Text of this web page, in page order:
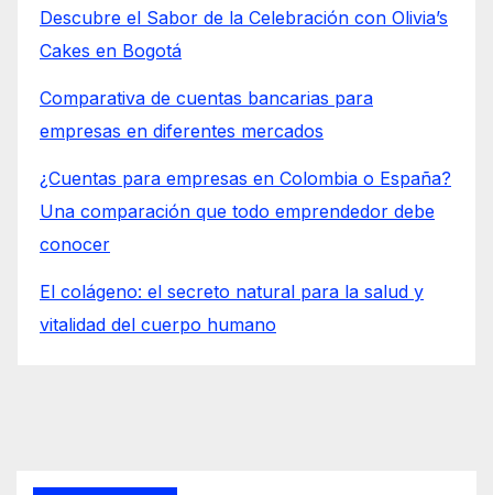
Descubre el Sabor de la Celebración con Olivia’s
Cakes en Bogotá
Comparativa de cuentas bancarias para
empresas en diferentes mercados
¿Cuentas para empresas en Colombia o España?
Una comparación que todo emprendedor debe
conocer
El colágeno: el secreto natural para la salud y
vitalidad del cuerpo humano